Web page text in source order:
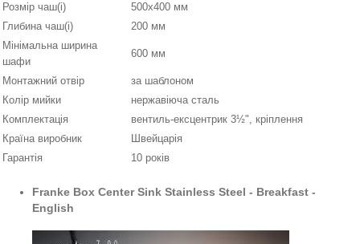
Розмір чаш(і)
500x400 мм
Глибина чаш(і)
200 мм
Мінімальна ширина
шафи
600 мм
Монтажний отвір
за шаблоном
Колір мийки
нержавіюча сталь
Комплектація
вентиль-ексцентрик 3½", кріплення
Країна виробник
Швейцарія
Гарантія
10 років
Franke Box Center Sink Stainless Steel - Breakfast -
English